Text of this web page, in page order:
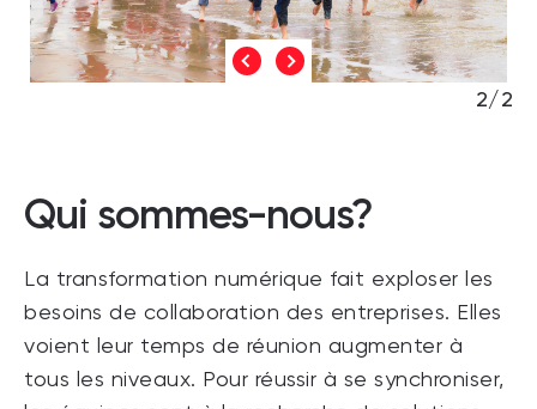
2/2
Qui sommes-nous?
La transformation numérique fait exploser les
besoins de collaboration des entreprises. Elles
voient leur temps de réunion augmenter à
tous les niveaux. Pour réussir à se synchroniser,